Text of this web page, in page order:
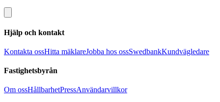
Hjälp och kontakt
Kontakta ossHitta mäklareJobba hos ossSwedbankKundvägledare
Fastighetsbyrån
Om ossHållbarhetPressAnvändarvillkor